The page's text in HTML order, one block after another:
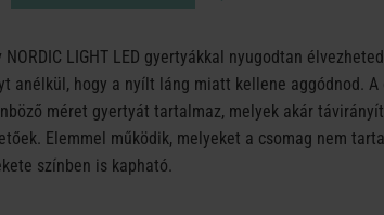
LIGHT LED gyertyákkal nyugodtan
anélkül, hogy a nyílt láng miatt kellene aggódnod. A
méret gyertyát tartalmaz, melyek akár
Elemmel működik, melyeket a csomag nem
színben is kapható.